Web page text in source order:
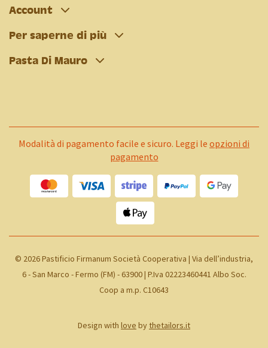
Account
Per saperne di più
Pasta Di Mauro
Modalità di pagamento facile e sicuro. Leggi le opzioni di
pagamento
© 2026 Pastificio Firmanum Società Cooperativa | Via dell’industria,
6 - San Marco - Fermo (FM) - 63900 | P.Iva 02223460441 Albo Soc.
Coop a m.p. C10643
Design with love bythetailors.it